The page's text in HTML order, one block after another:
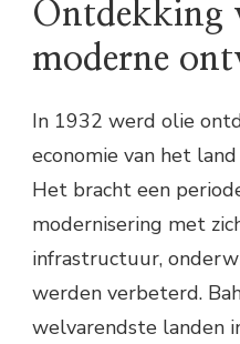
Ontdekking
moderne
In 1932 werd olie
economie van het
Het bracht een
modernisering met
infrastructuur,
werden verbeterd.
welvarendste landen